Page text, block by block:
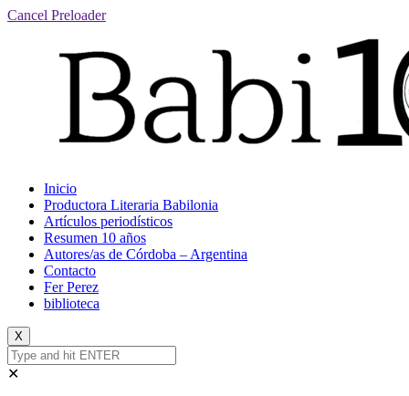
Cancel Preloader
Inicio
Productora Literaria Babilonia
Artículos periodísticos
Resumen 10 años
Autores/as de Córdoba – Argentina
Contacto
Fer Perez
biblioteca
X
✕